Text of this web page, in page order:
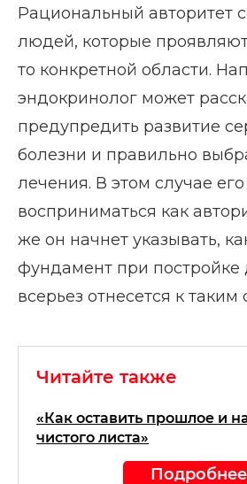
Рациональный авторитет
людей, которые
то конкретной области.
эндокринолог может
предупредить развитие
болезни и правильно
лечения. В этом случае
восприниматься как
же он начнет указывать,
фундамент при постройке
всерьез отнесется к таким
Читайте также
«Как оставить прошлое и
чистого листа»
Подробнее